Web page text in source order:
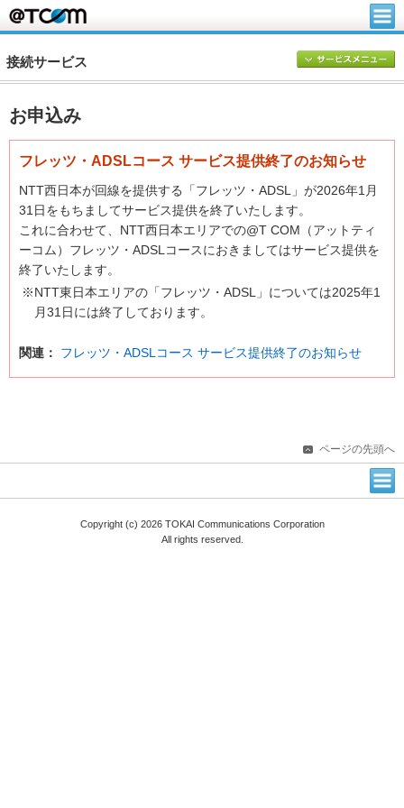
接続サービス
お申込み
フレッツ・ADSLコース サービス提供終了のお知らせ
NTT西日本が回線を提供する「フレッツ・ADSL」が2026年1月
31日をもちましてサービス提供を終了いたします。
これに合わせて、NTT西日本エリアでの@T COM（アットティ
ーコム）フレッツ・ADSLコースにおきましてはサービス提供を
終了いたします。
※NTT東日本エリアの「フレッツ・ADSL」については2025年1
月31日には終了しております。
関連： フレッツ・ADSLコース サービス提供終了のお知らせ
ページの先頭へ
Copyright (c) 2026 TOKAI Communications Corporation
All rights reserved.